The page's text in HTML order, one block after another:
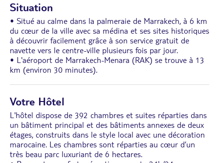
Situation
• Situé au calme dans la palmeraie de Marrakech, à 6 km
du cœur de la ville avec sa médina et ses sites historiques
à découvrir facilement grâce à son service gratuit de
navette vers le centre-ville plusieurs fois par jour.
• L'aéroport de Marrakech-Menara (RAK) se trouve à 13
km (environ 30 minutes).
Votre Hôtel
L'hôtel dispose de 392 chambres et suites réparties dans
un bâtiment principal et des bâtiments annexes de deux
étages, construits dans le style local avec une décoration
marocaine. Les chambres sont réparties au cœur d’un
très beau parc luxuriant de 6 hectares.